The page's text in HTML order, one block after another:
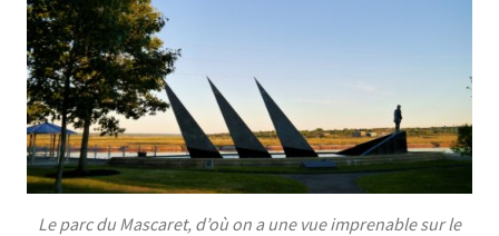
Le parc du Mascaret, d’où on a une vue imprenable sur le